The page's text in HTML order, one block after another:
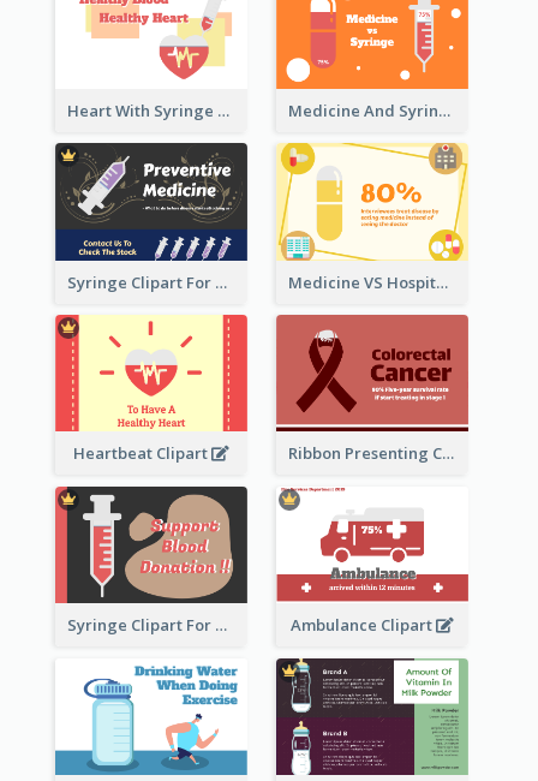
Heart With Syringe Clipart Medicine And Syringe Comparison
Syringe Clipart For Preventive Medicine Medicine VS Hospital Clipart
Heartbeat Clipart Ribbon Presenting Cancer
Syringe Clipart For Blood Donation Ambulance Clipart